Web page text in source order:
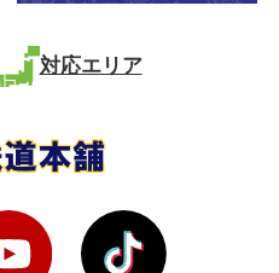
対応エリア